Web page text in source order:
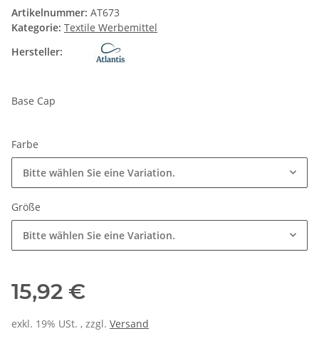
Artikelnummer: AT673
Kategorie: Textile Werbemittel
Hersteller:
Base Cap
Farbe
Bitte wählen Sie eine Variation.
Größe
Bitte wählen Sie eine Variation.
15,92 €
exkl. 19% USt. , zzgl. Versand